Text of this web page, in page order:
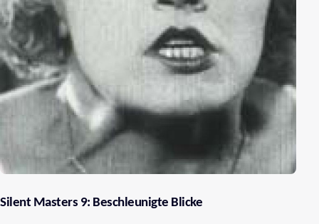
Silent Masters 9: Beschleunigte Blicke